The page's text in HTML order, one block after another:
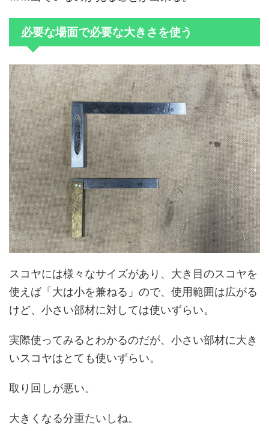
必要な場面で必要な大きさを使う
スコヤには様々なサイズがあり、大き目のスコヤを
使えば「大は小を兼ねる」ので、使用範囲は広がる
けど、小さい部材に対しては使いずらい。
実際使ってみるとわかるのだが、小さい部材に大き
いスコヤはとても使いずらい。
取り回しが悪い。
大きくなる分重たいしね。